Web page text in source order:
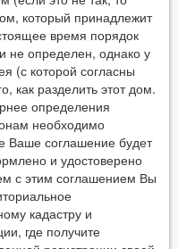
который принадлежит
время порядок
не определен, однако у
(с которой согласны
как разделить этот дом.
определения
необходимо
Ваше соглашение будет
и удостоверено
с этим соглашением Вы
кадастру и
где получите